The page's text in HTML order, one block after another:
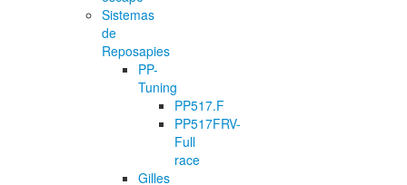
Sistemas
de
Reposapies
PP-
Tuning
PP517.F
PP517FRV-
Full
race
Gilles